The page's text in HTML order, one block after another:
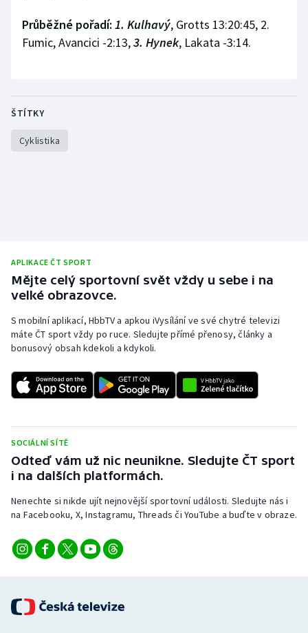
Průběžné pořadí: 1. Kulhavý, Grotts 13:20:45, 2.
Fumic, Avancici -2:13,3. Hynek, Lakata -3:14.
ŠTÍTKY
Cyklistika
APLIKACE ČT SPORT
Mějte celý sportovní svět vždy u sebe i na
velké obrazovce.
S mobilní aplikací, HbbTV a apkou iVysílání ve své chytré televizi
máte ČT sport vždy po ruce. Sledujte přímé přenosy, články a
bonusový obsah kdekoli a kdykoli.
SOCIÁLNÍ SÍTĚ
Odteď vám už nic neunikne. Sledujte ČT sport
i na dalších platformách.
Nenechte si nikde ujít nejnovější sportovní události. Sledujte nás i
na Facebooku, X, Instagramu, Threads či YouTube a buďte v obraze.